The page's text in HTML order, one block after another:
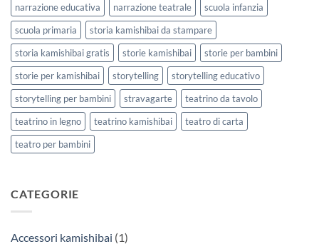
narrazione educativa narrazione teatrale
scuola infanzia
scuola primaria
storia kamishibai da stampare
storia kamishibai gratis
storie kamishibai
storie per bambini
storie per kamishibai
storytelling
storytelling educativo
storytelling per bambini
stravagarte
teatrino da tavolo
teatrino in legno
teatrino kamishibai
teatro di carta
teatro per bambini
CATEGORIE
Accessori kamishibai (1)